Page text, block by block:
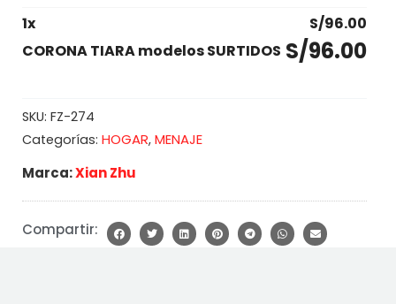
1x S/96.00
CORONA TIARA modelos SURTIDOS S/96.00
SKU: FZ-274
Categorías: HOGAR, MENAJE
Marca:Xian Zhu
Compartir: